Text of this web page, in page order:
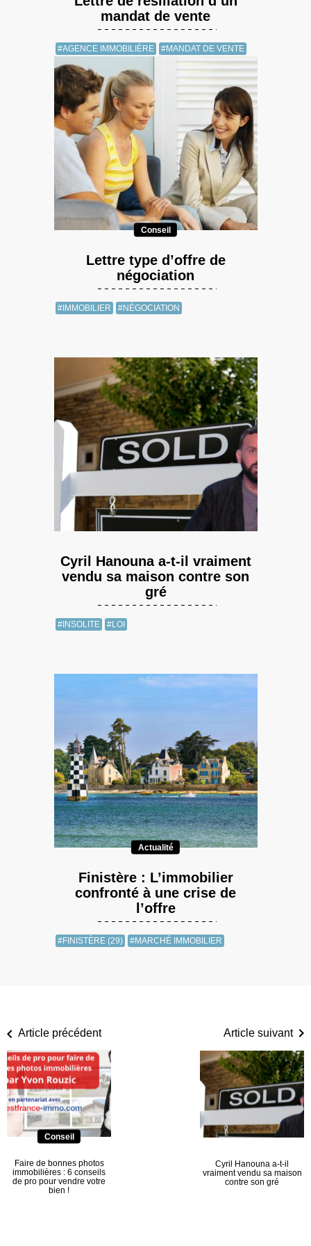
mandat de vente
#AGENCE IMMOBILIÈRE #MANDAT DE VENTE
Conseil
Lettre type d’offre de
négociation
#IMMOBILIER #NÉGOCIATION
Cyril Hanouna a-t-il vraiment
vendu sa maison contre son
gré
#INSOLITE #LOI
Actualité
Finistère : L’immobilier
confronté à une crise de
l’offre
#FINISTÈRE (29) #MARCHÉ IMMOBILIER
Article précédent
Conseil
Faire de bonnes photos
immobilières : 6 conseils
de pro pour vendre votre
bien !
Article suivant
Cyril Hanouna a-t-il
vraiment vendu sa maison
contre son gré